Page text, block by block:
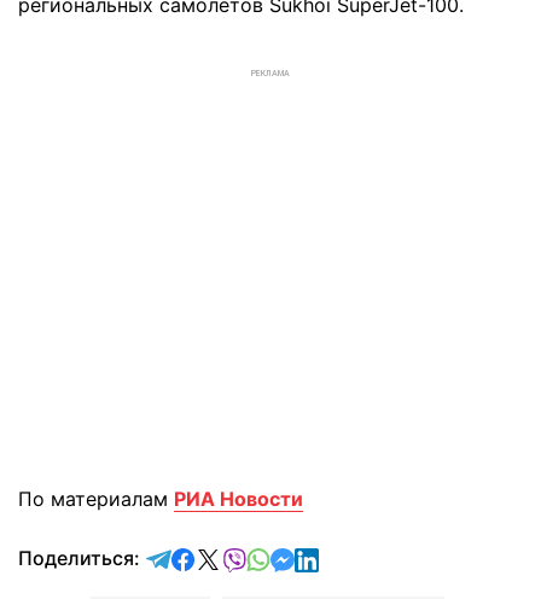
региональных самолетов Sukhoi SuperJet-100.
РЕКЛАМА
По материалам РИА Новости
Поделиться: отправить в Telegram
поделиться в Facebook
поделиться в X
отправить в Viber
отправить в Whatsapp
отправить в Messenger
отправить в LinkedIn